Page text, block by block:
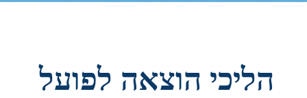
הליכי הוצאה לפועל